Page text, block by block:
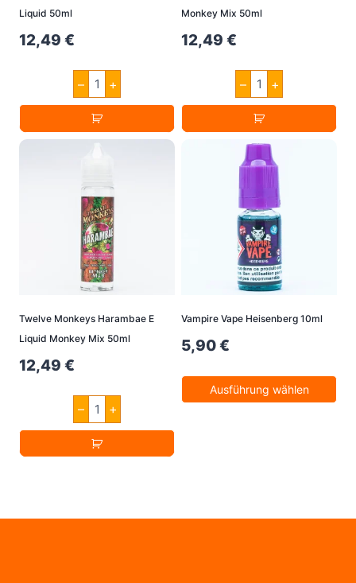
Liquid 50ml
12,49 €
–
Twelve
Monkeys
Hakuna
Iced
E
Liquid
+
Monkey Mix 50ml
12,49 €
–
Twelve
Monkeys
Tropika
E
Liquid
Monkey
Mix
50ml
Menge
+
Twelve Monkeys Harambae E
Liquid Monkey Mix 50ml
12,49 €
–
Twelve
Monkeys
Harambae
E
Liquid
+
Vampire Vape Heisenberg 10ml
5,90€
Ausführung wählen
auf.